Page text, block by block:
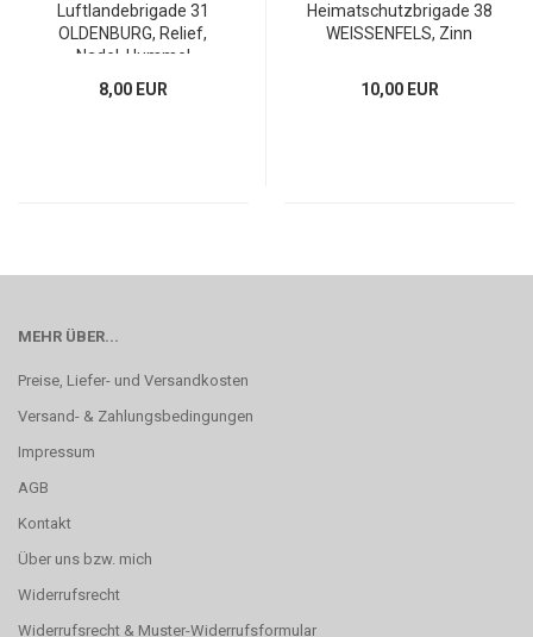
Luftlandebrigade 31
OLDENBURG, Relief,
Nadel, Hummel
8,00 EUR
Heimatschutzbrigade 38
WEISSENFELS, Zinn
10,00 EUR
MEHR ÜBER...
Preise, Liefer- und Versandkosten
Versand- & Zahlungsbedingungen
Impressum
AGB
Kontakt
Über uns bzw. mich
Widerrufsrecht
Widerrufsrecht & Muster-Widerrufsformular